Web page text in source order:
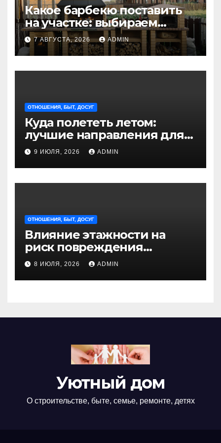
Какое барбекю поставить
на участке: выбираем
идеальное решение для
отдыха на природе
7 АВГУСТА, 2026 ADMIN
ОТНОШЕНИЯ, БЫТ, ДОСУГ
Куда полететь летом:
лучшие направления для
отдыха из Санкт-
Петербурга
9 ИЮЛЯ, 2026 ADMIN
ОТНОШЕНИЯ, БЫТ, ДОСУГ
Влияние этажности на
риск повреждения
недвижимости
8 ИЮЛЯ, 2026 ADMIN
Уютный дом
О строительстве, быте, семье, ремонте, детях